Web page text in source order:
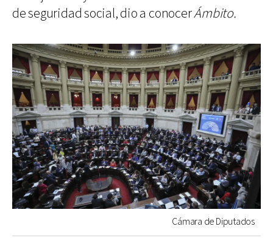
de seguridad social, dio a conocerÁmbito.
Cámara de Diputados